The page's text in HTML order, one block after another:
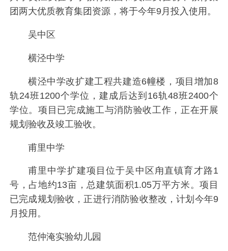
团两大优质教育集团资源，将于今年9月投入使用。
吴中区
横泾中学
横泾中学改扩建工程共建造6幢楼，项目增加8
轨24班1200个学位，建成后达到16轨48班2400个
学位。项目已完成施工与消防验收工作，正在开展
规划验收及竣工验收。
甫里中学
甫里中学扩建项目位于吴中区甪直镇育才路1
号，占地约13亩，总建筑面积1.05万平方米。项目
已完成规划验收，正进行消防验收整改，计划今年9
月投用。
范仲淹实验幼儿园